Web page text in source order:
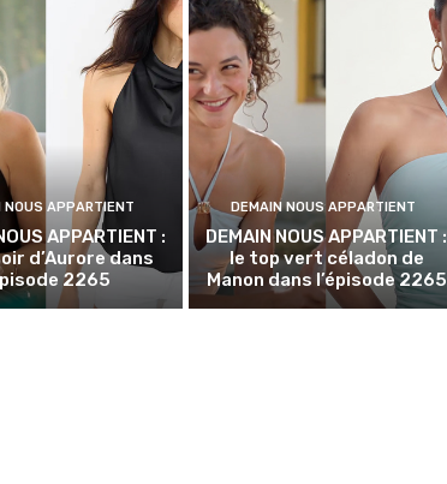
NOUS APPARTIENT
APPARTIENT :
d’Aurore dans
2265
DEMAIN NOUS APPARTIENT
DEMAIN NOUS APPARTIENT :
le top vert céladon de
Manon dans l’épisode 2265